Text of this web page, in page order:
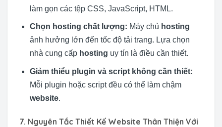
làm gọn các tệp CSS, JavaScript, HTML.
Chọn hosting chất lượng: Máy chủ hosting
ảnh hưởng lớn đến tốc độ tải trang. Lựa chọn
nhà cung cấp hosting uy tín là điều cần thiết.
Giảm thiểu plugin và script không cần thiết:
Mỗi plugin hoặc script đều có thể làm chậm
website.
7. Nguyên Tắc Thiết Kế Website Thân Thiện Với